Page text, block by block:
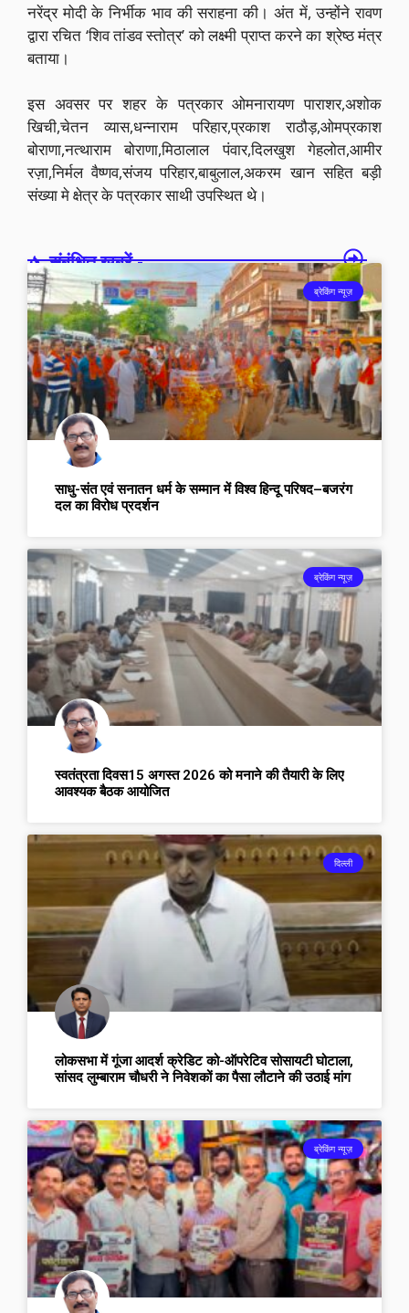
नरेंद्र मोदी के निर्भीक भाव की सराहना की। अंत में, उन्होंने रावण
द्वारा रचित ‘शिव तांडव स्तोत्र’ को लक्ष्मी प्राप्त करने का श्रेष्ठ मंत्र
बताया।
इस अवसर पर शहर के पत्रकार ओमनारायण पाराशर,अशोक
खिची,चेतन व्यास,धन्नाराम परिहार,प्रकाश राठौड़,ओमप्रकाश
बोराणा,नत्थाराम बोराणा,मिठालाल पंवार,दिलखुश गेहलोत,आमीर
रज़ा,निर्मल वैष्णव,संजय परिहार,बाबुलाल,अकरम खान सहित बड़ी
संख्या मे क्षेत्र के पत्रकार साथी उपस्थित थे।
संबंधित खबरें -
ब्रेकिंग न्यूज़
साधु-संत एवं सनातन धर्म के सम्मान में विश्व हिन्दू परिषद–बजरंग
दल का विरोध प्रदर्शन
ब्रेकिंग न्यूज़
स्वतंत्रता दिवस15 अगस्त 2026 को मनाने की तैयारी के लिए
आवश्यक बैठक आयोजित
दिल्ली
लोकसभा में गूंजा आदर्श क्रेडिट को-ऑपरेटिव सोसायटी घोटाला,
सांसद लुम्बाराम चौधरी ने निवेशकों का पैसा लौटाने की उठाई मांग
ब्रेकिंग न्यूज़